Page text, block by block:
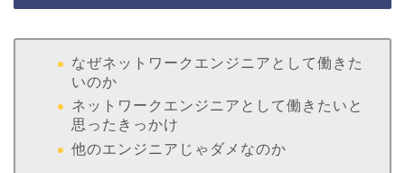
なぜネットワークエンジニアとして働きた
いのか
ネットワークエンジニアとして働きたいと
思ったきっかけ
他のエンジニアじゃダメなのか